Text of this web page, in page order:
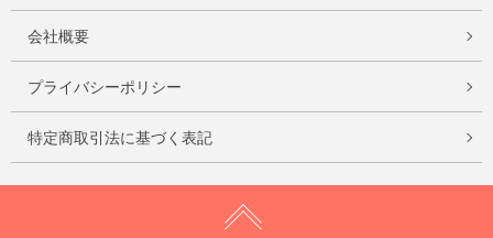
会社概要
プライバシーポリシー
特定商取引法に基づく表記